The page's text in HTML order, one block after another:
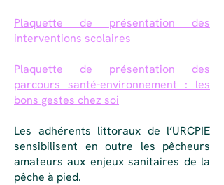
Plaquette de présentation des
interventions scolaires
Plaquette de présentation des
parcours santé-environnement : les
bons gestes chez soi
Les adhérents littoraux de l’URCPIE
sensibilisent en outre les pêcheurs
amateurs aux enjeux sanitaires de la
pêche à pied.